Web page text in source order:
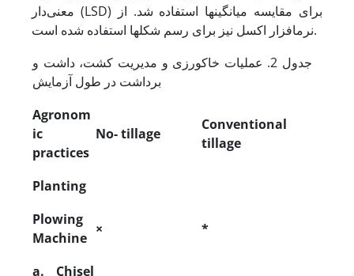
معنی‌دار (LSD) برای مقایسه میانگین­ها استفاده شد. از
نرم­افزار اکسل نیز برای رسم شکل­ها استفاده شده است.
جدول 2. عملیات خاکورزی و مدیریت کشت، داشت و
برداشت در طول آزمایش
Agronom
ic
practices
No- tillage
Conventional
tillage
Planting
Plowing
Machine
× *
a. Chisel